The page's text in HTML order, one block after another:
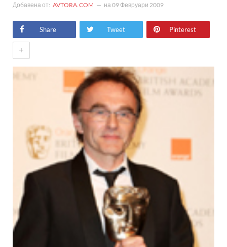
Добавена от: AVTORA.COM на09 Февруари 2009
Share Tweet Pinterest
+